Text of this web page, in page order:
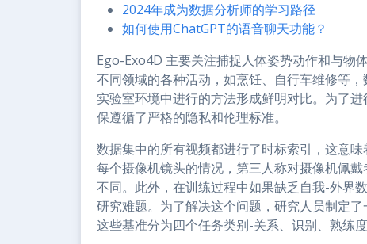
2024年成为数据分析师的学习路径
如何使用ChatGPT的语音聊天功能？
Ego-Exo4D 主要关注捕捉人体姿势动作和与物
不同领域的各种活动，如烹饪、自行车维修等
实验室环境中进行的方法形成鲜明对比。为了
保遵循了严格的隐私和伦理标准。
数据集中的所有视频都进行了时标索引，这意
每个摄像机镜头的情况，第三人称对摄像机佩
不同。此外，在训练过程中如果缺乏自我-外界
研究难题。为了解决这个问题，研究人员制定
这些基准分为四个任务类别-关系、识别、熟练度